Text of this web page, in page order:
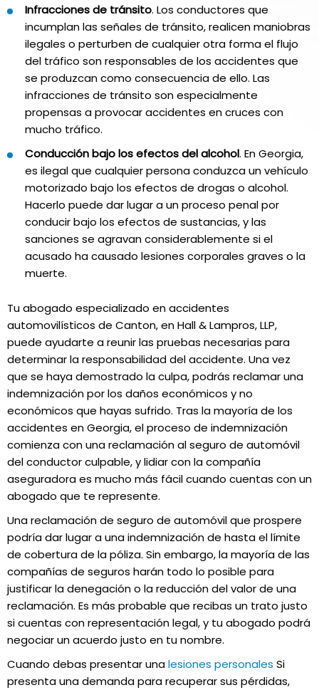
Infracciones de tránsito. Los conductores que
incumplan las señales de tránsito, realicen maniobras
ilegales o perturben de cualquier otra forma el flujo
del tráfico son responsables de los accidentes que
se produzcan como consecuencia de ello. Las
infracciones de tránsito son especialmente
propensas a provocar accidentes en cruces con
mucho tráfico.
Conducción bajo los efectos del alcohol. En Georgia,
es ilegal que cualquier persona conduzca un vehículo
motorizado bajo los efectos de drogas o alcohol.
Hacerlo puede dar lugar a un proceso penal por
conducir bajo los efectos de sustancias, y las
sanciones se agravan considerablemente si el
acusado ha causado lesiones corporales graves o la
muerte.
Tu abogado especializado en accidentes
automovilísticos de Canton, en Hall & Lampros, LLP,
puede ayudarte a reunir las pruebas necesarias para
determinar la responsabilidad del accidente. Una vez
que se haya demostrado la culpa, podrás reclamar una
indemnización por los daños económicos y no
económicos que hayas sufrido. Tras la mayoría de los
accidentes en Georgia, el proceso de indemnización
comienza con una reclamación al seguro de automóvil
del conductor culpable, y lidiar con la compañía
aseguradora es mucho más fácil cuando cuentas con un
abogado que te represente.
Una reclamación de seguro de automóvil que prospere
podría dar lugar a una indemnización de hasta el límite
de cobertura de la póliza. Sin embargo, la mayoría de las
compañías de seguros harán todo lo posible para
justificar la denegación o la reducción del valor de una
reclamación. Es más probable que recibas un trato justo
si cuentas con representación legal, y tu abogado podrá
negociar un acuerdo justo en tu nombre.
Cuando debas presentar unalesiones personales Si
presenta una demanda para recuperar sus pérdidas,